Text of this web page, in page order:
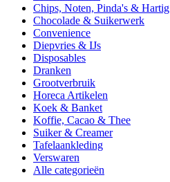
Chips, Noten, Pinda's & Hartig
Chocolade & Suikerwerk
Convenience
Diepvries & IJs
Disposables
Dranken
Grootverbruik
Horeca Artikelen
Koek & Banket
Koffie, Cacao & Thee
Suiker & Creamer
Tafelaankleding
Verswaren
Alle categorieën